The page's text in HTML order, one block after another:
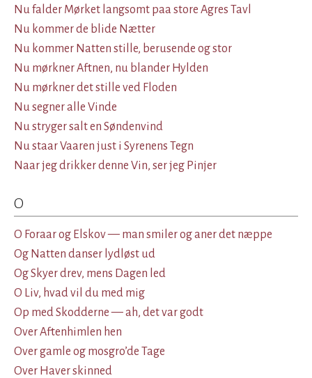
Nu falder Mørket langsomt paa store Agres Tavl
Nu kommer de blide Nætter
Nu kommer Natten stille, berusende og stor
Nu mørkner Aftnen, nu blander Hylden
Nu mørkner det stille ved Floden
Nu segner alle Vinde
Nu stryger salt en Søndenvind
Nu staar Vaaren just i Syrenens Tegn
Naar jeg drikker denne Vin, ser jeg Pinjer
O
O Foraar og Elskov — man smiler og aner det næppe
Og Natten danser lydløst ud
Og Skyer drev, mens Dagen led
O Liv, hvad vil du med mig
Op med Skodderne — ah, det var godt
Over Aftenhimlen hen
Over gamle og mosgro’de Tage
Over Haver skinned